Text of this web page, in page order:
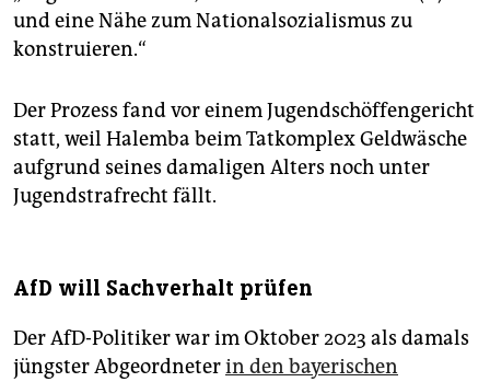
und eine Nähe zum Nationalsozialismus zu
konstruieren.“
Der Prozess fand vor einem Jugendschöffengericht
statt, weil Halemba beim Tatkomplex Geldwäsche
aufgrund seines damaligen Alters noch unter
Jugendstrafrecht fällt.
AfD will Sachverhalt prüfen
Der AfD-Politiker war im Oktober 2023 als damals
jüngster Abgeordneterin den bayerischen